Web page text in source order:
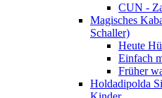
CUN -
Magisches
Schaller)
Heute
Einfach
Früher
Holdadipolda